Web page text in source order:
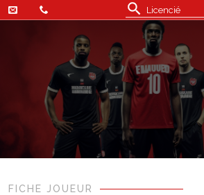
FICHE JOUEUR